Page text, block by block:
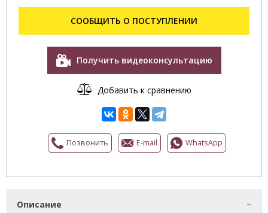
СООБЩИТЬ О ПОСТУПЛЕНИИ
Получить видеоконсультацию
Добавить к сравнению
Позвонить E-mail WhatsApp
Описание